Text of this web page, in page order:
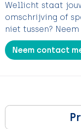
Wellicht staat
omschrijving of
niet tussen?
Neem contact